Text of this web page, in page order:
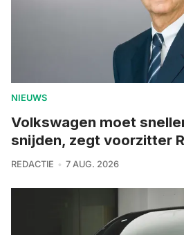
NIEUWS
Volkswagen moet
snijden, zegt voorzitter
REDACTIE 7 AUG. 2026